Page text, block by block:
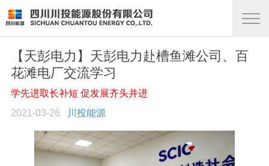
【天彭电力】天彭电力赴槽鱼滩公司、百
花滩电厂交流学习
学先进取长补短 促发展齐头并进
2021-03-26
川投能源